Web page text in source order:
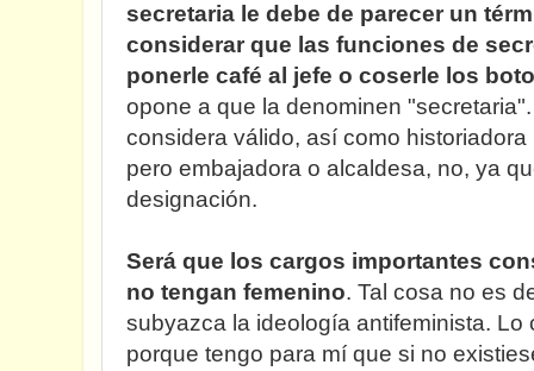
secretaria le debe de parecer un
considerar que las funciones de
ponerle café al jefe o coserle los
opone a que la denominen
considera válido, así como
pero embajadora o alcaldesa, no, ya
designación.
Será que los cargos importantes
no tengan femenino. Tal cosa no es
subyazca la ideología antifeminista. Lo
porque tengo para mí que si no